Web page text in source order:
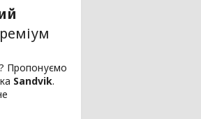
Пропонуємо
Sandvik.